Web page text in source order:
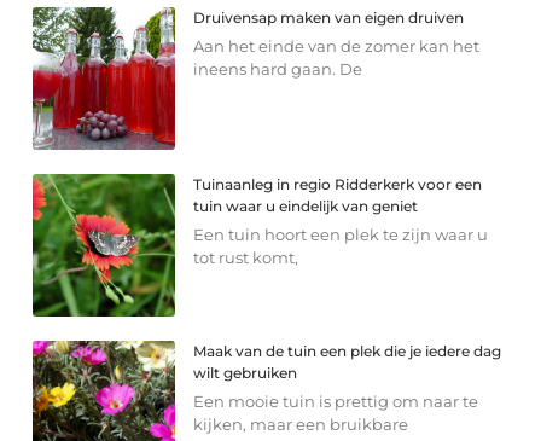
Druivensap maken van eigen druiven
Aan het einde van de zomer kan het
ineens hard gaan. De
Tuinaanleg in regio Ridderkerk voor een
tuin waar u eindelijk van geniet
Een tuin hoort een plek te zijn waar u
tot rust komt,
Maak van de tuin een plek die je iedere dag
wilt gebruiken
Een mooie tuin is prettig om naar te
kijken, maar een bruikbare